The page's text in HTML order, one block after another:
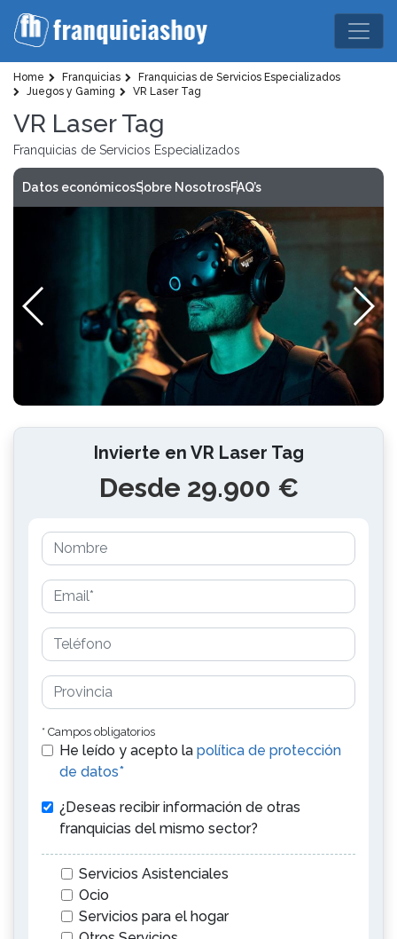
Home Franquicias
Franquicias de Servicios Especializados
Juegos y Gaming
VR Laser Tag
VR Laser Tag
Franquicias de Servicios Especializados
Datos económicosSobre NosotrosFAQ’s
Invierte en VR Laser Tag
Desde 29.900 €
* Campos obligatorios
He leído y acepto la política de protección
de datos*
¿Deseas recibir información de otras
franquicias del mismo sector?
Servicios Asistenciales
Ocio
Servicios para el hogar